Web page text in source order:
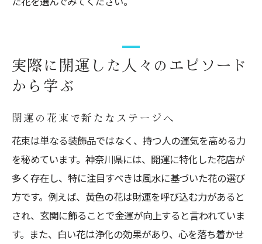
実際に開運した人々のエピソード
から学ぶ
開運の花束で新たなステージへ
花束は単なる装飾品ではなく、持つ人の運気を高める力
を秘めています。神奈川県には、開運に特化した花店が
多く存在し、特に注目すべきは風水に基づいた花の選び
方です。例えば、黄色の花は財運を呼び込む力があると
され、玄関に飾ることで金運が向上すると言われていま
す。また、白い花は浄化の効果があり、心を落ち着かせ